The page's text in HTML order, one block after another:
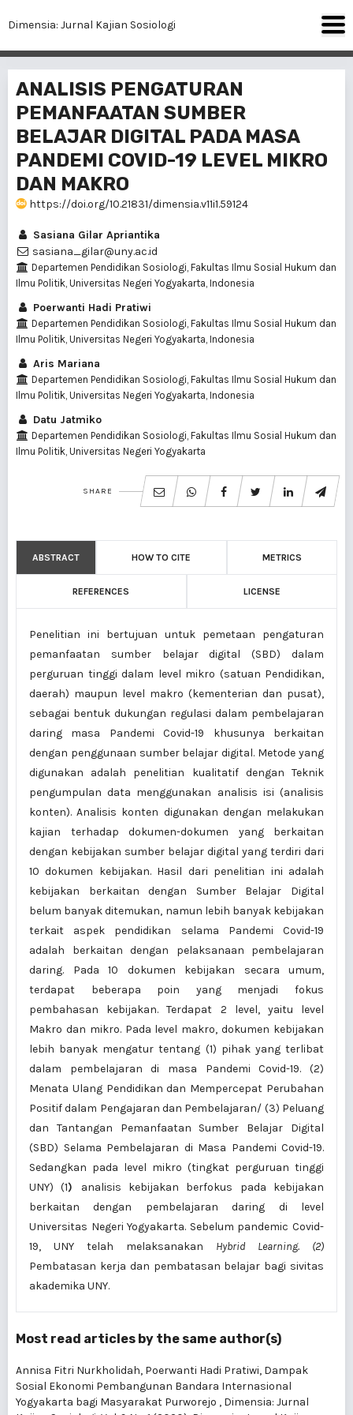
Dimensia: Jurnal Kajian Sosiologi
ANALISIS PENGATURAN
PEMANFAATAN SUMBER
BELAJAR DIGITAL PADA MASA
PANDEMI COVID-19 LEVEL MIKRO
DAN MAKRO
https://doi.org/10.21831/dimensia.v11i1.59124
Sasiana Gilar Apriantika
sasiana_gilar@uny.ac.id
Departemen Pendidikan Sosiologi, Fakultas Ilmu Sosial Hukum dan
Ilmu Politik, Universitas Negeri Yogyakarta, Indonesia
Poerwanti Hadi Pratiwi
Departemen Pendidikan Sosiologi, Fakultas Ilmu Sosial Hukum dan
Ilmu Politik, Universitas Negeri Yogyakarta, Indonesia
Aris Mariana
Departemen Pendidikan Sosiologi, Fakultas Ilmu Sosial Hukum dan
Ilmu Politik, Universitas Negeri Yogyakarta, Indonesia
Datu Jatmiko
Departemen Pendidikan Sosiologi, Fakultas Ilmu Sosial Hukum dan
Ilmu Politik, Universitas Negeri Yogyakarta
SHARE
ABSTRACT HOW TO CITE METRICS
REFERENCES LICENSE
Penelitian ini bertujuan untuk pemetaan pengaturan
pemanfaatan sumber belajar digital (SBD) dalam
perguruan tinggi dalam level mikro (satuan Pendidikan,
daerah) maupun level makro (kementerian dan pusat),
sebagai bentuk dukungan regulasi dalam pembelajaran
daring masa Pandemi Covid-19 khusunya berkaitan
dengan penggunaan sumber belajar digital. Metode yang
digunakan adalah penelitian kualitatif dengan Teknik
pengumpulan data menggunakan analisis isi (analisis
konten). Analisis konten digunakan dengan melakukan
kajian terhadap dokumen-dokumen yang berkaitan
dengan kebijakan sumber belajar digital yang terdiri dari
10 dokumen kebijakan. Hasil dari penelitian ini adalah
kebijakan berkaitan dengan Sumber Belajar Digital
belum banyak ditemukan, namun lebih banyak kebijakan
terkait aspek pendidikan selama Pandemi Covid-19
adalah berkaitan dengan pelaksanaan pembelajaran
daring. Pada 10 dokumen kebijakan secara umum,
terdapat beberapa poin yang menjadi fokus
pembahasan kebijakan. Terdapat 2 level, yaitu level
Makro dan mikro. Pada level makro, dokumen kebijakan
lebih banyak mengatur tentang (1) pihak yang terlibat
dalam pembelajaran di masa Pandemi Covid-19. (2)
Menata Ulang Pendidikan dan Mempercepat Perubahan
Positif dalam Pengajaran dan Pembelajaran/ (3) Peluang
dan Tantangan Pemanfaatan Sumber Belajar Digital
(SBD) Selama Pembelajaran di Masa Pandemi Covid-19.
Sedangkan pada level mikro (tingkat perguruan tinggi
UNY) (1) analisis kebijakan berfokus pada kebijakan
berkaitan dengan pembelajaran daring di level
Universitas Negeri Yogyakarta. Sebelum pandemic Covid-
19, UNY telah melaksanakan Hybrid Learning. (2)
Pembatasan kerja dan pembatasan belajar bagi sivitas
akademika UNY.
Most read articles by the same author(s)
Annisa Fitri Nurkholidah, Poerwanti Hadi Pratiwi, Dampak
Sosial Ekonomi Pembangunan Bandara Internasional
Yogyakarta bagi Masyarakat Purworejo , Dimensia: Jurnal